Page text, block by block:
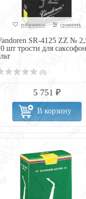
избранное сравнить
SR-4125 ZZ №
шт трости для
(0)
5 751 ₽
В корзину